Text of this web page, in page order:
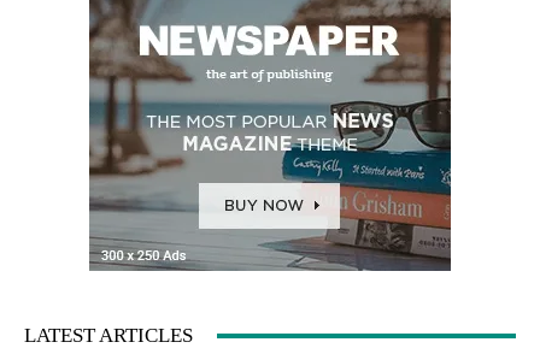
LATEST ARTICLES